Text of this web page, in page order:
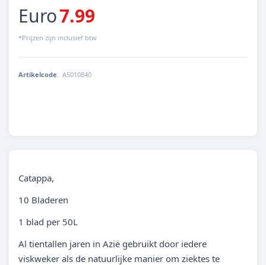
Euro7.99
*Prijzen zijn inclusief btw
Artikelcode: A5010840
Catappa,
10 Bladeren
1 blad per 50L
Al tientallen jaren in Azië gebruikt door iedere
viskweker als de natuurlijke manier om ziektes te